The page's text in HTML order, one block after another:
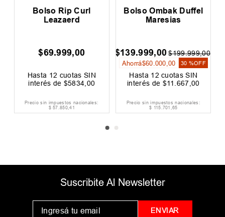
Bolso Rip Curl
Leazaerd
$69.999,00
Hasta 12 cuotas SIN
interés de $5834 00
Precio sin impuestos nacionales:
$ 57.850,41
Bolso Ombak Duffel
Maresias
$139.999,00 $199.999,00
Ahorrá$60 000 ,00 30 %OFF
Hasta 12 cuotas SIN
interés de $11 667 00
Precio sin impuestos nacionales:
$ 115.701,65
Suscribite Al Newsletter
ENVIAR